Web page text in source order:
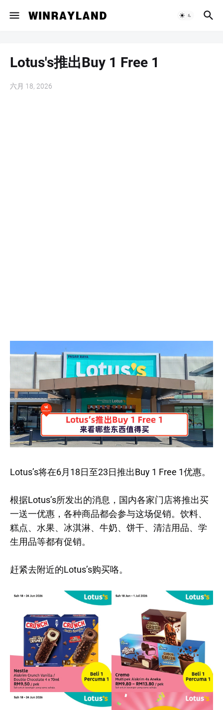
Lotus's推出Buy 1 Free 1
六月 18, 2026
Lotus’s将在6月18日至23日推出Buy 1 Free 1优惠。
根据Lotus’s所发出的消息，国内各家门店将推出买
一送一优惠，各种商品都会参与这场促销。饮料、
糕点、水果、冰淇淋、牛奶、饼干、清洁用品、学
生用品等都有促销。
赶紧去附近的Lotus’s购买咯。